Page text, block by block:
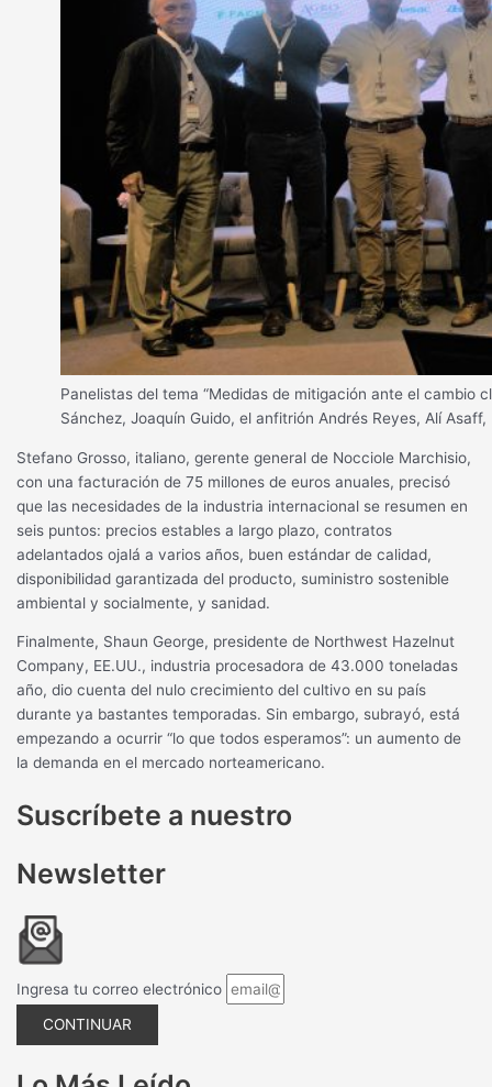
Panelistas del tema “Medidas de mitigación ante el cambio
Sánchez, Joaquín Guido, el anfitrión Andrés Reyes, Alí
Stefano Grosso, italiano, gerente general de Nocciole Marchisio,
con una facturación de 75 millones de euros anuales, precisó
que las necesidades de la industria internacional se resumen en
seis puntos: precios estables a largo plazo, contratos
adelantados ojalá a varios años, buen estándar de calidad,
disponibilidad garantizada del producto, suministro sostenible
ambiental y socialmente, y sanidad.
Finalmente, Shaun George, presidente de Northwest Hazelnut
Company, EE.UU., industria procesadora de 43.000 toneladas
año, dio cuenta del nulo crecimiento del cultivo en su país
durante ya bastantes temporadas. Sin embargo, subrayó, está
empezando a ocurrir “lo que todos esperamos”: un aumento de
la demanda en el mercado norteamericano.
Suscríbete a nuestro
Newsletter
Ingresa tu correo electrónico
CONTINUAR